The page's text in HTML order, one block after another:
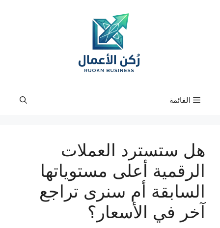
القائمة
هل ستسترد العملات
الرقمية أعلى مستوياتها
السابقة أم سنرى تراجع
آخر في الأسعار؟